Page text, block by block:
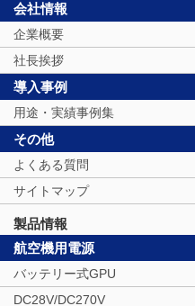
会社情報
企業概要
社長挨拶
導入事例
用途・実績事例集
その他
よくある質問
サイトマップ
製品情報
航空機用電源
バッテリー式GPU
DC28V/DC270V